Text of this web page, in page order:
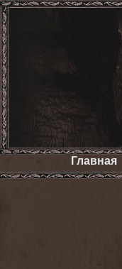
Главная